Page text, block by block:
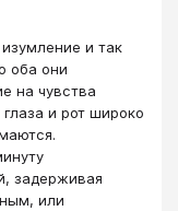
и так
оба они
на чувства
и рот широко
задерживая
или